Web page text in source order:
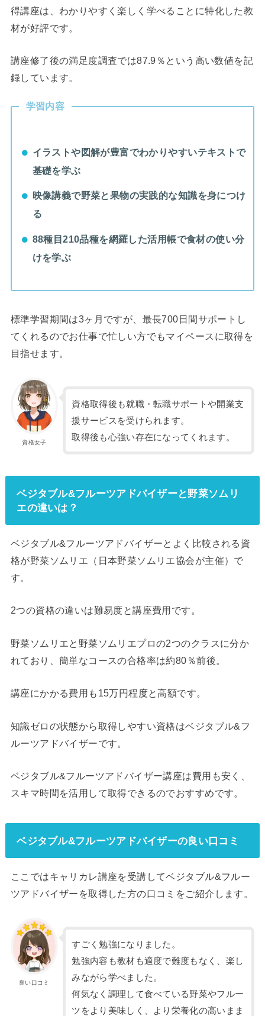
得講座は、わかりやすく楽しく学べることに特化した教
材が好評です。
講座修了後の満足度調査では87.9％という高い数値を記
録しています。
学習内容
イラストや図解が豊富でわかりやすいテキストで
基礎を学ぶ
映像講義で野菜と果物の実践的な知識を身につけ
る
88種目210品種を網羅した活用帳で食材の使い分
けを学ぶ
標準学習期間は3ヶ月ですが、最長700日間サポートし
てくれるのでお仕事で忙しい方でもマイペースに取得を
目指せます。
資格女子
資格取得後も就職・転職サポートや開業支
援サービスを受けられます。
取得後も心強い存在になってくれます。
ベジタブル&フルーツアドバイザーと野菜ソムリ
エの違いは？
ベジタブル&フルーツアドバイザーとよく比較される資
格が野菜ソムリエ（日本野菜ソムリエ協会が主催）で
す。
2つの資格の違いは難易度と講座費用です。
野菜ソムリエと野菜ソムリエプロの2つのクラスに分か
れており、簡単なコースの合格率は約80％前後。
講座にかかる費用も15万円程度と高額です。
知識ゼロの状態から取得しやすい資格はベジタブル&フ
ルーツアドバイザーです。
ベジタブル&フルーツアドバイザー講座は費用も安く、
スキマ時間を活用して取得できるのでおすすめです。
ベジタブル&フルーツアドバイザーの良い口コミ
ここではキャリカレ講座を受講してベジタブル&フルー
ツアドバイザーを取得した方の口コミをご紹介します。
良い口コミ
すごく勉強になりました。
勉強内容も教材も適度で難度もなく、楽し
みながら学べました。
何気なく調理して食べている野菜やフルー
ツをより美味しく、より栄養化の高いまま